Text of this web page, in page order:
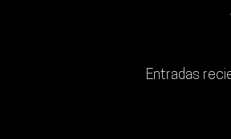
Entradas